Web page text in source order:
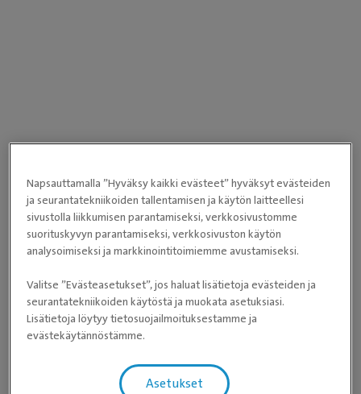
Napsauttamalla ”Hyväksy kaikki evästeet” hyväksyt evästeiden
ja seurantatekniikoiden tallentamisen ja käytön laitteellesi
sivustolla liikkumisen parantamiseksi, verkkosivustomme
suorituskyvyn parantamiseksi, verkkosivuston käytön
analysoimiseksi ja markkinointitoimiemme avustamiseksi.
Valitse ”Evästeasetukset”, jos haluat lisätietoja evästeiden ja
seurantatekniikoiden käytöstä ja muokata asetuksiasi.
Lisätietoja löytyy tietosuojailmoituksestamme ja
evästekäytännöstämme.
Asetukset